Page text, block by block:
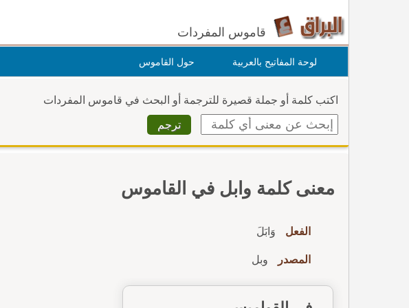
قاموس المفردات
لوحة المفاتيح بالعربية حول القاموس
اكتب كلمة أو جملة قصيرة للترجمة أو البحث في قاموس المفردات
معنى كلمة وابل في القاموس
الفعل وَابَلَ
المصدر وبل